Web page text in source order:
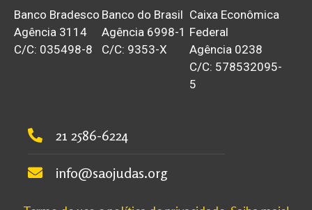
Banco Bradesco
Agência 3114
C/C: 035498-8
Banco do Brasil
Agência 6998-1
C/C: 9353-X
Caixa Econômica
Federal
Agência 0238
C/C: 578532095-
5
21 2586-6224
info@saojudas.org